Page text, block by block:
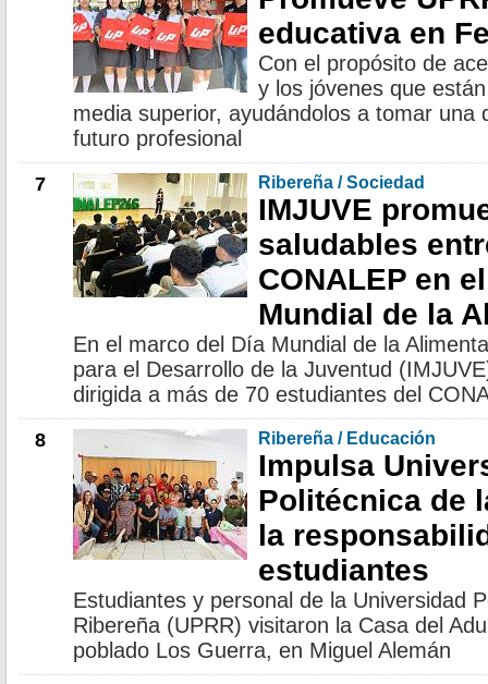
educativa en
Con el propósito de
y los jóvenes que
media superior, ayudándolos a tomar una
futuro profesional
7 Ribereña / Sociedad
IMJUVE
saludables
CONALEP en
Mundial de la
En el marco del Día Mundial de la
para el Desarrollo de la Juventud
dirigida a más de 70 estudiantes del
8 Ribereña / Educación
Impulsa
Politécnica de
la
estudiantes
Estudiantes y personal de la Universidad
Ribereña (UPRR) visitaron la Casa del
poblado Los Guerra, en Miguel Alemán